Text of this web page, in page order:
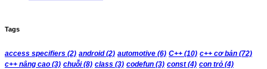
Tags
access specifiers (2) android(2) automotive (6) C++ (10) c++ cơ bản (72)
c++ nâng cao (3) chuỗi(8) class (3) codefun (3) const(4) con trỏ (4)